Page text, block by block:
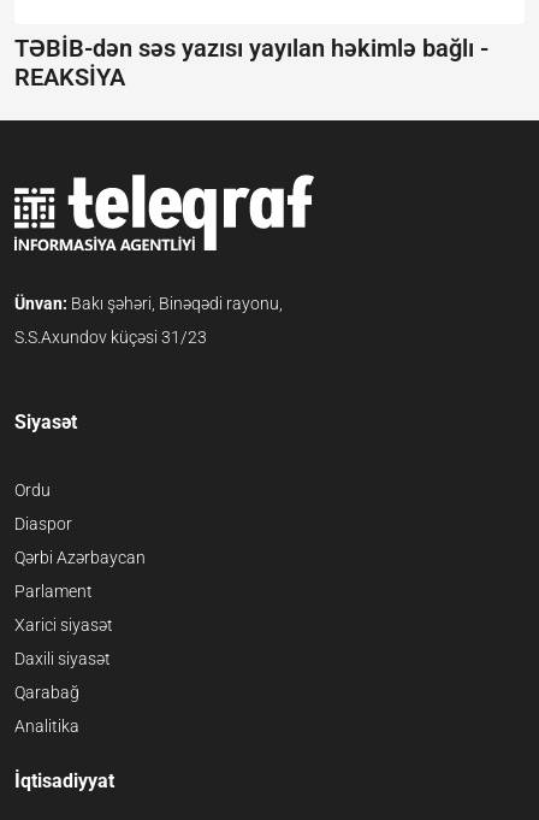
TƏBİB-dən səs yazısı yayılan həkimlə bağlı -
REAKSİYA
Ünvan: Bakı şəhəri, Binəqədi rayonu,
S.S.Axundov küçəsi 31/23
Siyasət
Ordu
Diaspor
Qərbi Azərbaycan
Parlament
Xarici siyasət
Daxili siyasət
Qarabağ
Analitika
İqtisadiyyat